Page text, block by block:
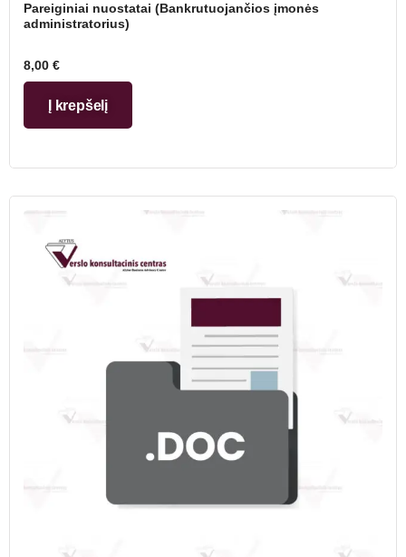
Pareiginiai nuostatai (Bankrutuojančios įmonės
administratorius)
8,00 €
Į krepšelį